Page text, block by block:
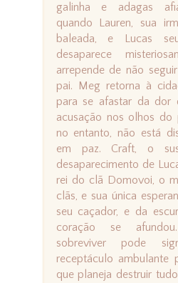
galinha e adagas
quando Lauren, sua
baleada, e Lucas
desaparece
arrepende de não
pai. Meg retorna à
para se afastar da dor
acusação nos olhos do
no entanto, não está
em paz. Craft, o
desaparecimento de
rei do clã Domovoi, o
clãs, e sua única
seu caçador, e da
coração se
sobreviver pode
receptáculo ambulante
que planeja destruir